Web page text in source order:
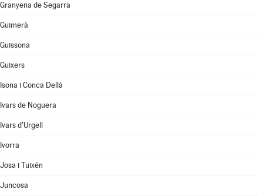
Granyena de Segarra
Guimerà
Guissona
Guixers
Isona i Conca Dellà
Ivars de Noguera
Ivars d'Urgell
Ivorra
Josa i Tuixén
Juncosa